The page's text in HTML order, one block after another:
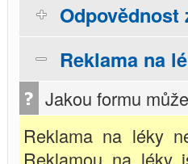
Reklama na
Jakou formu
Reklama na léky
Reklamou na léky